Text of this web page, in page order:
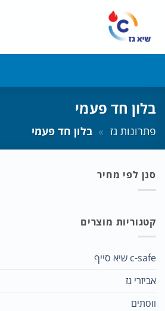
content
בלון חד פעמי
פתרונות גז » בלון חד פעמי
סנן לפי מחיר
קטגוריות מוצרים
c-safe שיא סייף
אביזרי גז
ווסתים